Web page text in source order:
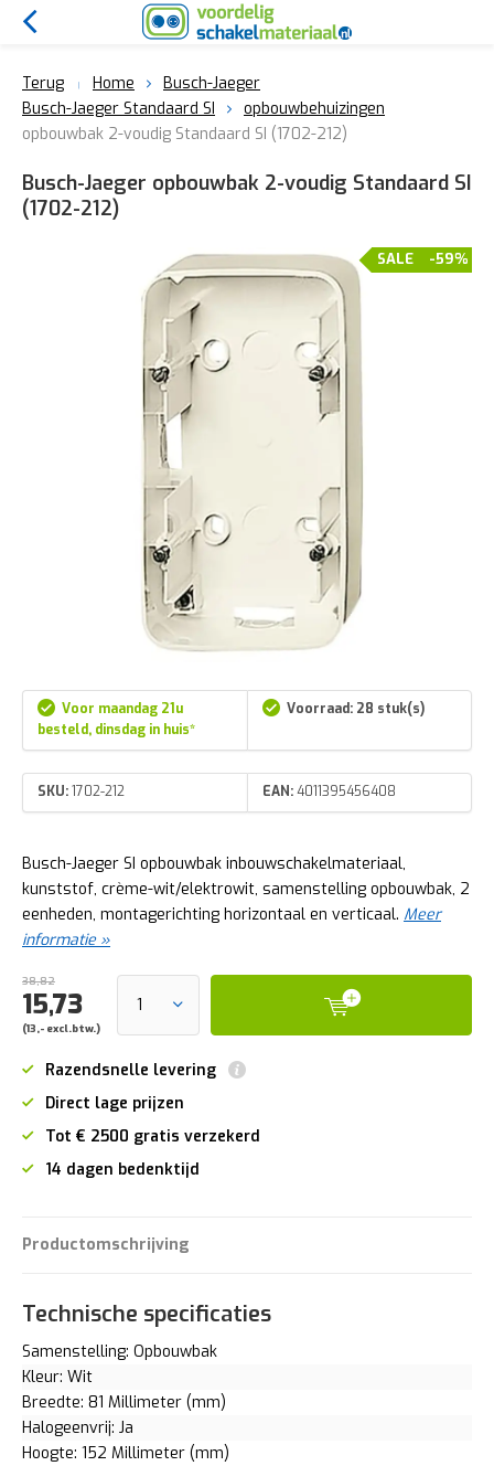
Terug Home
Busch-Jaeger
Busch-Jaeger Standaard SI
opbouwbehuizingen
opbouwbak 2-voudig Standaard SI (1702-212)
Busch-Jaeger opbouwbak 2-voudig Standaard SI
(1702-212)
-59%
SALE
Voor maandag 21u
besteld, dinsdag in huis*
Voorraad: 28 stuk(s)
SKU:1702-212 EAN:4011395456408
Busch-Jaeger SI opbouwbak inbouwschakelmateriaal,
kunststof, crème-wit/elektrowit, samenstelling opbouwbak, 2
eenheden, montagerichting horizontaal en verticaal. Meer
informatie »
38,82
15,73
(13,- excl.btw.)
Razendsnelle levering
Direct lage prijzen
Tot € 2500 gratis verzekerd
14 dagen bedenktijd
Productomschrijving
Technische specificaties
Samenstelling: Opbouwbak
Kleur: Wit
Breedte: 81 Millimeter (mm)
Halogeenvrij: Ja
Hoogte: 152 Millimeter (mm)